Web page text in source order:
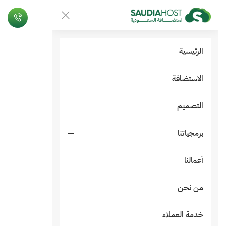
الرئيسية
الاستضافة
التصميم
برمجياتنا
أعمالنا
من نحن
خدمة العملاء